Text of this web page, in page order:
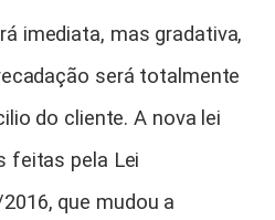
imediata, mas gradativa,
será totalmente
do cliente. A nova lei
feitas pela Lei
que mudou a